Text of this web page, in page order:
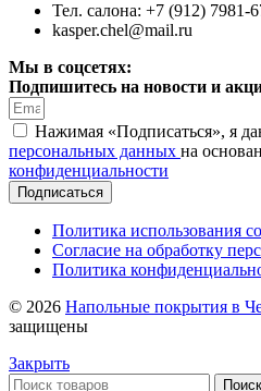
Тел. салона: +7 (912) 7981-
kasper.chel@mail.ru
Мы в соцсетях:
Подпишитесь на новости и
Нажимая «Подписаться», я
персональных данных на
конфиденциальности
Подписаться
Политика использования
Согласие на обработку
Политика
© 2026 Напольные покрытия в
защищены
Закрыть
Поиск